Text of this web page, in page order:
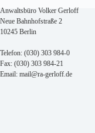
Anwaltsbüro Volker Gerloff
Neue Bahnhofstraße 2
10245 Berlin
Telefon: (030) 303 984-0
Fax: (030) 303 984-21
Email: mail@ra-gerloff.de